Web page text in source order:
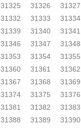
31325 31326 31327
31332 31333 31334
31339 31340 31341
31346 31347 31348
31353 31354 31355
31360 31361 31362
31367 31368 31369
31374 31375 31376
31381 31382 31383
31388 31389 31390